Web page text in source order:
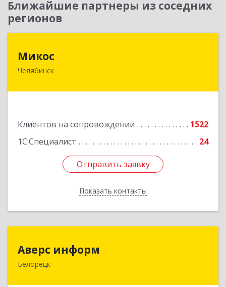
Ближайшие партнеры из соседних
регионов
Микос
Челябинск
Клиентов на сопровождении
1522
1С:Специалист
24
Отправить заявку
Показать контакты
Отправить заявку
Назад
Аверс информ
Белорецк
453500, Башкортостан Респ, Белорецкий р-н,